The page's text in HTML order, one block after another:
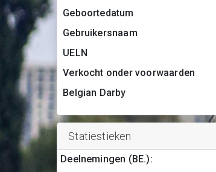
Geboortedatum
Gebruikersnaam
UELN
Verkocht onder voorwaarden
Belgian Darby
Statiestieken
Deelnemingen (BE.):